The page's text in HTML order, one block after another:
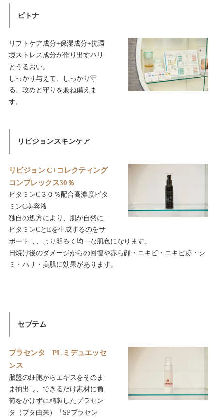
ビトナ
リフトケア成分+保湿成分+抗環
境ストレス成分が作り出すハリ
とうるおい。
しっかり与えて、しっかり守
る、攻めと守りを兼ね備えま
す。
リビジョンスキンケア
リビジョン C+コレクティング
コンプレックス30％
ビタミンC３０％配合高濃度ビタ
ミンC美容液
独自の処方により、肌が自然に
ビタミンCとEを生成するのをサ
ポートし、より明るく均一な肌色になります。
日焼け後のダメージからの回復や赤ら顔・ニキビ・ニキビ跡・シ
ミ・ハリ・美肌に効果があります。
セプテム
プラセンタ PL ミデュエッセ
ンス
胎盤の細胞からエキスをそのま
ま抽出し、できるだけ素材に負
荷をかけずに精製したプラセン
タ（ブタ由来）「SPプラセン